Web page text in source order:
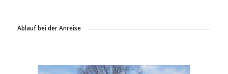
Ablauf bei der Anreise